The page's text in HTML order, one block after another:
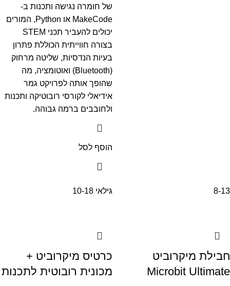
של חומרה נגישה ותכנות ב-
MakeCode או Python, המורים
יכולים להעביר תכני STEM
בצורה חווייתית הכוללת פתרון
בעיות הנדסיות, שליטה מרחוק
(Bluetooth) ואוטומציה, מה
שהופך אותה לפרויקט גמר
אידיאלי לקורסי רובוטיקה ותכנות
ולחובבים ברמה גבוהה.
הוסף לסל
8-13
חבילת מיקרוביט
Microbit Ultimate
גילאי 10-18
כרטיס מיקרוביט +
מכונית רובוטית לתכנות